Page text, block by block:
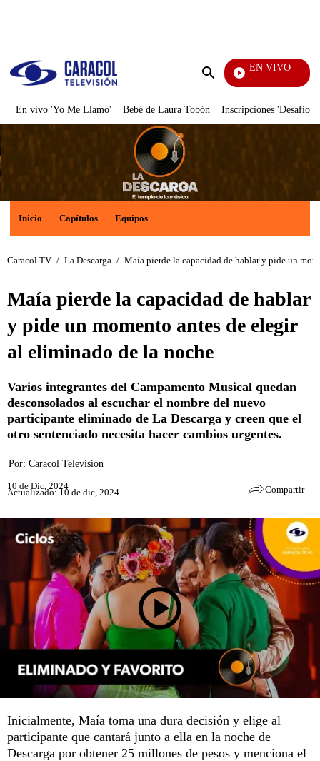
Enviar
EN VIVO
Santa Misa
En vivo 'Yo Me Llamo' Bebé de Laura Tobón Inscripciones 'Desafío'
Inicio Capítulos Equipos
Caracol TV / La Descarga / Maía pierde la capacidad de hablar y pide un
Maía pierde la capacidad de hablar
y pide un momento antes de elegir
al eliminado de la noche
Varios integrantes del Campamento Musical quedan
desconsolados al escuchar el nombre del nuevo
participante eliminado de La Descarga y creen que el
otro sentenciado necesita hacer cambios urgentes.
Por: Caracol Televisión
10 de Dic, 2024
Actualizado: 10 de dic, 2024 Compartir
Inicialmente, Maía toma una dura decisión y elige al
participante que cantará junto a ella en la noche de
Descarga por obtener 25 millones de pesos y menciona el